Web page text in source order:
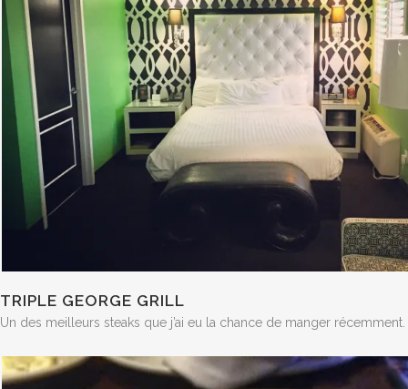
TRIPLE GEORGE GRILL
Un des meilleurs steaks que j’ai eu la chance de manger